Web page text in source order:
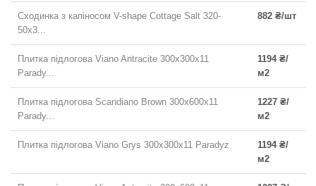
Сходинка з капіносом V-shape Cottage Salt 320-
50x3...
882 ₴/шт
Плитка підлогова Viano Antracite 300x300x11
Parady...
1194 ₴/
м2
Плитка підлогова Scandiano Brown 300x600x11
Parady...
1227 ₴/
м2
Плитка підлогова Viano Grys 300x300x11 Paradyz
1194 ₴/
м2